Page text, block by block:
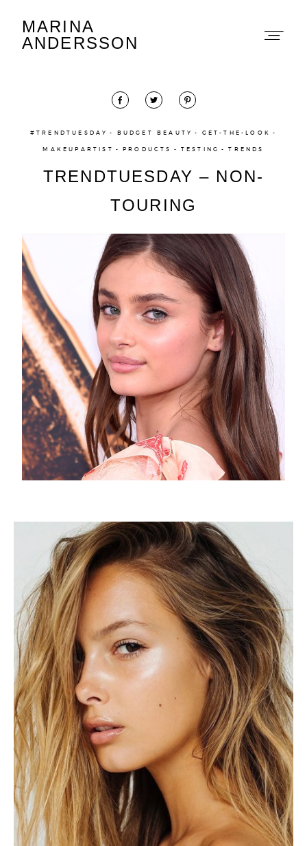
MARINA
ANDERSSON
#TRENDTUESDAY BUDGET BEAUTY GET-THE-LOOK
MAKEUPARTIST PRODUCTS TESTING TRENDS
TRENDTUESDAY – NON-
TOURING
Marina Andersson
The Beauty Edit
Contact